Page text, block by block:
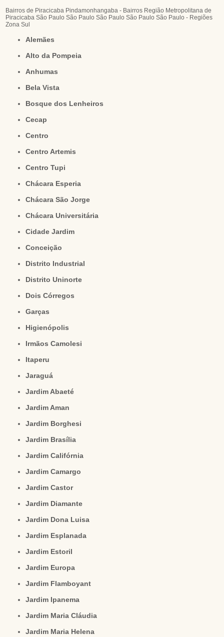
Bairros de Piracicaba Pindamonhangaba - Bairros Região Metropolitana de
Piracicaba São Paulo São Paulo São Paulo São PauloSão Paulo - Regiões
Zona Sul
Alemães
Alto da Pompeia
Anhumas
Bela Vista
Bosque dos Lenheiros
Cecap
Centro
Centro Artemis
Centro Tupi
Chácara Esperia
Chácara São Jorge
Chácara Universitária
Cidade Jardim
Conceição
Distrito Industrial
Distrito Uninorte
Dois Córregos
Garças
Higienópolis
Irmãos Camolesi
Itaperu
Jaraguá
Jardim Abaeté
Jardim Aman
Jardim Borghesi
Jardim Brasília
Jardim Califórnia
Jardim Camargo
Jardim Castor
Jardim Diamante
Jardim Dona Luisa
Jardim Esplanada
Jardim Estoril
Jardim Europa
Jardim Flamboyant
Jardim Ipanema
Jardim Maria Cláudia
Jardim Maria Helena